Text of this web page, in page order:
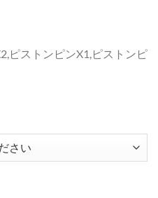
ピストンピンX1,ピストンピ